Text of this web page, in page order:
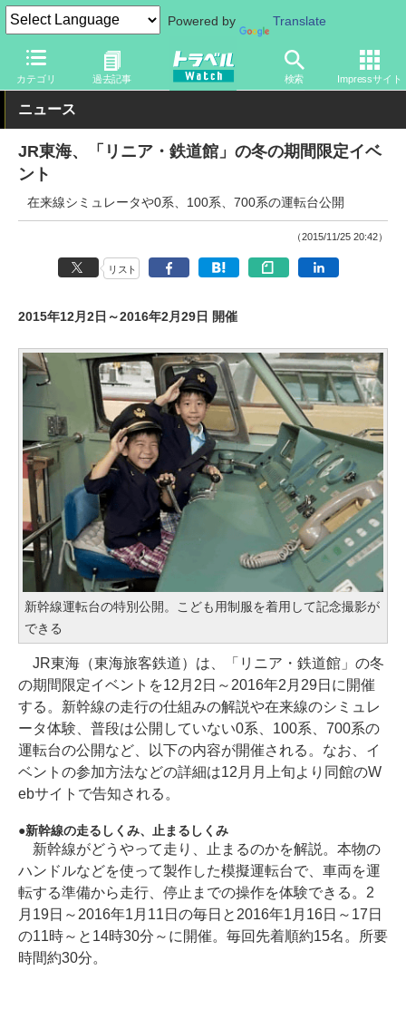
Powered by Translate
カテゴリ 過去記事 検索 Impressサイト
トラベル Watch 企業・政府・官庁 鉄道 JR
ニュース
JR東海、「リニア・鉄道館」の冬の期間限定イベ
ント
在来線シミュレータや0系、100系、700系の運転台公開
（2015/11/25 20:42）
リスト
2015年12月2日～2016年2月29日 開催
新幹線運転台の特別公開。こども用制服を着用して記念撮影が
できる
JR東海（東海旅客鉄道）は、「リニア・鉄道館」の冬
の期間限定イベントを12月2日～2016年2月29日に開催
する。新幹線の走行の仕組みの解説や在来線のシミュレ
ータ体験、普段は公開していない0系、100系、700系の
運転台の公開など、以下の内容が開催される。なお、イ
ベントの参加方法などの詳細は12月月上旬より同館のW
ebサイトで告知される。
新幹線の走るしくみ、止まるしくみ
新幹線がどうやって走り、止まるのかを解説。本物の
ハンドルなどを使って製作した模擬運転台で、車両を運
転する準備から走行、停止までの操作を体験できる。2
月19日～2016年1月11日の毎日と2016年1月16日～17日
の11時～と14時30分～に開催。毎回先着順約15名。所要
時間約30分。